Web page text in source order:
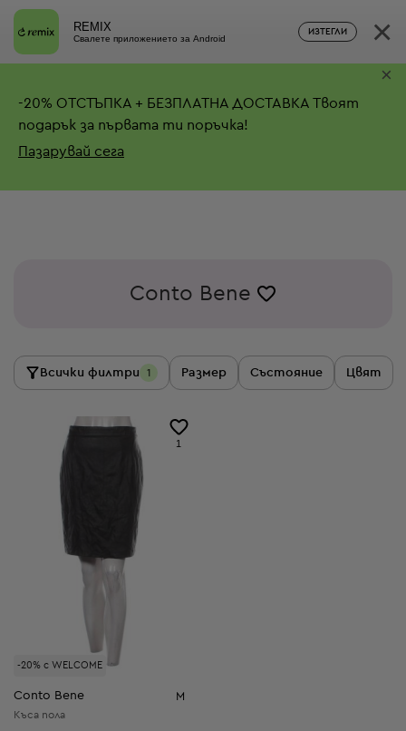
REMIX
Свалете приложението за Android
ИЗТЕГЛИ ×
-20% ОТСТЪПКА + БЕЗПЛАТНА ДОСТАВКА Твоят
подарък за първата ти поръчка!
Пазарувай сега
×
Conto Bene
Всички филтри 1 Размер Състояние Цвят
-20% с WELCOME
1
Conto Bene M
Къса пола